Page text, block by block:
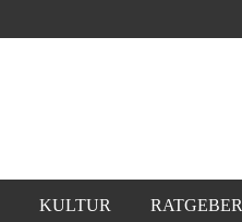
KULTUR RATGEBER